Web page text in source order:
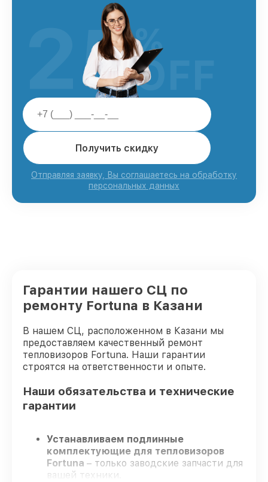
Получить скидку
Отправляя заявку, Вы соглашаетесь на обработку
персональных данных
25%
OFF
Гарантии нашего СЦ по
ремонту Fortuna в Казани
В нашем СЦ, расположенном в Казани мы
предоставляем качественный ремонт
тепловизоров Fortuna. Наши гарантии
строятся на ответственности и опыте.
Наши обязательства и технические
гарантии
Устанавливаем подлинные
комплектующие для тепловизоров
Fortuna – только заводские запчасти для
вашей техники.